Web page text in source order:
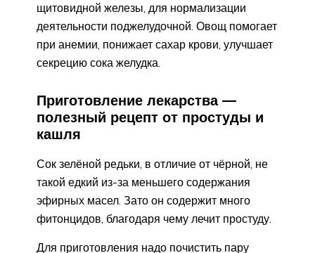
щитовидной железы, для нормализации
деятельности поджелудочной. Овощ помогает
при анемии, понижает сахар крови, улучшает
секрецию сока желудка.
Приготовление лекарства —
полезный рецепт от простуды и
кашля
Сок зелёной редьки, в отличие от чёрной, не
такой едкий из-за меньшего содержания
эфирных масел. Зато он содержит много
фитонцидов, благодаря чему лечит простуду.
Для приготовления надо почистить пару